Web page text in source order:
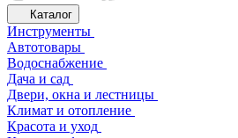
Каталог
Инструменты
Автотовары
Водоснабжение
Дача и сад
Двери, окна и лестницы
Климат и отопление
Красота и уход